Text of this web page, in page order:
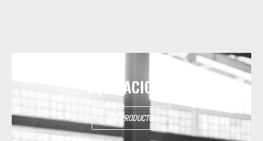
EQUIPACIONES
VER PRODUCTOS